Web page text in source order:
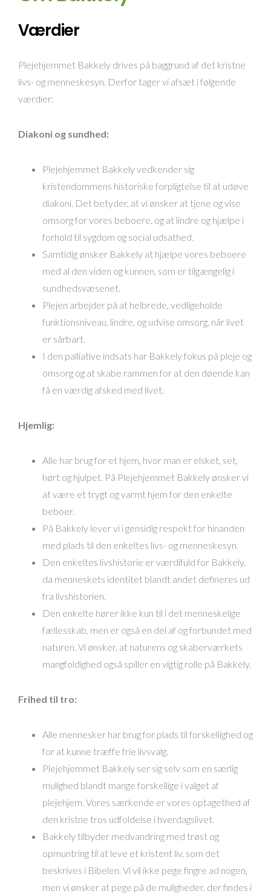
Værdier
Plejehjemmet Bakkely drives på baggrund af det kristne
livs- og menneskesyn. Derfor tager vi afsæt i følgende
værdier:
Diakoni og sundhed:
Plejehjemmet Bakkely vedkender sig
kristendommens historiske forpligtelse til at udøve
diakoni. Det betyder, at vi ønsker at tjene og vise
omsorg for vores beboere, og at lindre og hjælpe i
forhold til sygdom og social udsathed.
Samtidig ønsker Bakkely at hjælpe vores beboere
med al den viden og kunnen, som er tilgængelig i
sundhedsvæsenet.
Plejen arbejder på at helbrede, vedligeholde
funktionsniveau, lindre, og udvise omsorg, når livet
er sårbart.
I den palliative indsats har Bakkely fokus på pleje og
omsorg og at skabe rammen for at den døende kan
få en værdig afsked med livet.
Hjemlig:
Alle har brug for et hjem, hvor man er elsket, set,
hørt og hjulpet. På Plejehjemmet Bakkely ønsker vi
at være et trygt og varmt hjem for den enkelte
beboer.
På Bakkely lever vi i gensidig respekt for hinanden
med plads til den enkeltes livs- og menneskesyn.
Den enkeltes livshistorie er værdifuld for Bakkely,
da menneskets identitet blandt andet defineres ud
fra livshistorien.
Den enkelte hører ikke kun til i det menneskelige
fællesskab, men er også en del af og forbundet med
naturen. Vi ønsker, at naturens og skaberværkets
mangfoldighed også spiller en vigtig rolle på Bakkely.
Frihed til tro:
Alle mennesker har brug for plads til forskellighed og
for at kunne træffe frie livsvalg.
Plejehjemmet Bakkely ser sig selv som en særlig
mulighed blandt mange forskellige i valget af
plejehjem. Vores særkende er vores optagethed af
den kristne tros udfoldelse i hverdagslivet.
Bakkely tilbyder medvandring med trøst og
opmuntring til at leve et kristent liv, som det
beskrives i Bibelen. Vi vil ikke pege fingre ad nogen,
men vi ønsker at pege på de muligheder, der findes i